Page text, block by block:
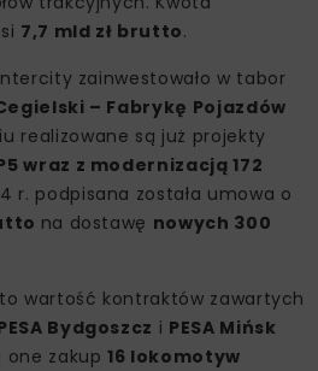
7,7 mld zł brutto.
Intercity zainwestowało w tabor
– Fabrykę Pojazdów
realizowane są już projekty
wraz z modernizacją 172
r. podpisana została umowa o
na dostawę nowych 300
to wartość kontraktów zawartych
Bydgoszcz i PESA Mińsk
one zakup16 lokomotyw